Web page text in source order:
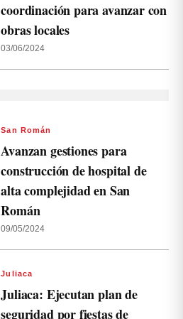
coordinación para avanzar con
obras locales
03/06/2024
San Román
Avanzan gestiones para
construcción de hospital de
alta complejidad en San
Román
09/05/2024
Juliaca
Juliaca: Ejecutan plan de
seguridad por fiestas de